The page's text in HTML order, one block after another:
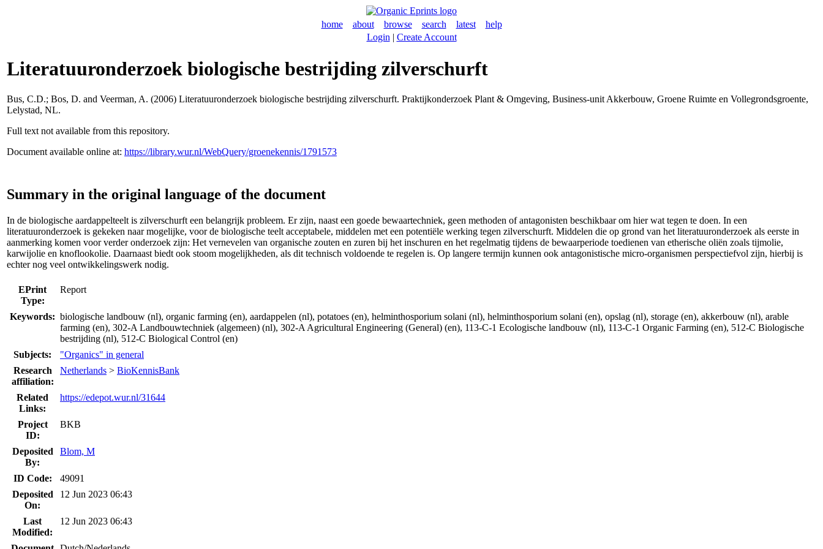
home about browse search latest
help
Login | Create Account
Literatuuronderzoek biologische bestrijding zilverschurft
Bus, C.D.; Bos, D. and Veerman, A. (2006) Literatuuronderzoek biologische bestrijding zilverschurft. Praktijkonderzoek Plant & Omgeving, Business-unit Akkerbouw, Groene Ruimte en Vollegrondsgroente,
Lelystad, NL.
Full text not available from this repository.
Document available online at: https://library.wur.nl/WebQuery/groenekennis/1791573
Summary in the original language of the document
In de biologische aardappelteelt is zilverschurft een belangrijk probleem. Er zijn, naast een goede bewaartechniek, geen methoden of antagonisten beschikbaar om hier wat tegen te doen. In een
literatuuronderzoek is gekeken naar mogelijke, voor de biologische teelt acceptabele, middelen met een potentiële werking tegen zilverschurft. Middelen die op grond van het literatuuronderzoek als eerste in
aanmerking komen voor verder onderzoek zijn: Het vernevelen van organische zouten en zuren bij het inschuren en het regelmatig tijdens de bewaarperiode toedienen van etherische oliën zoals tijmolie,
karwijolie en knoflookolie. Daarnaast biedt ook stoom mogelijkheden, als dit technisch voldoende te regelen is. Op langere termijn kunnen ook antagonistische micro-organismen perspectiefvol zijn, hierbij is
echter nog veel ontwikkelingswerk nodig.
EPrint
Type:
Report
Keywords: biologische landbouw (nl), organic farming (en), aardappelen (nl), potatoes (en), helminthosporium solani (nl), helminthosporium solani (en), opslag (nl), storage (en), akkerbouw (nl), arable
farming (en), 302-A Landbouwtechniek (algemeen) (nl), 302-A Agricultural Engineering (General) (en), 113-C-1 Ecologische landbouw (nl), 113-C-1 Organic Farming (en), 512-C Biologische
bestrijding (nl), 512-C Biological Control (en)
Subjects:
"Organics" in general
Research
affiliation:
Netherlands > BioKennisBank
Related
Links:
https://edepot.wur.nl/31644
Project
ID:
BKB
Deposited
By:
Blom, M
ID Code:
49091
Deposited
On:
12 Jun 2023 06:43
Last
Modified:
12 Jun 2023 06:43